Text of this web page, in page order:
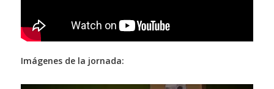
Imágenes de la jornada: